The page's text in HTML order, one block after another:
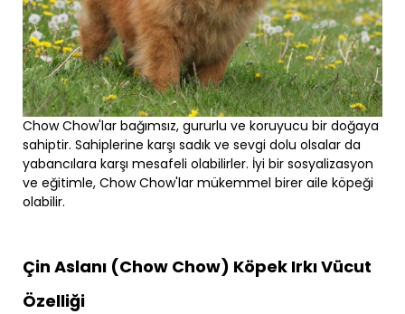
Chow Chow'lar bağımsız, gururlu ve koruyucu bir doğaya
sahiptir. Sahiplerine karşı sadık ve sevgi dolu olsalar da
yabancılara karşı mesafeli olabilirler. İyi bir sosyalizasyon
ve eğitimle, Chow Chow'lar mükemmel birer aile köpeği
olabilir.
Çin Aslanı (Chow Chow) Köpek Irkı Vücut
Özelliği